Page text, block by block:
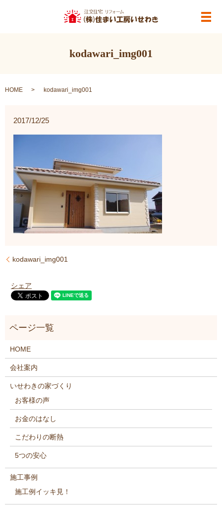
メ
kodawari_img001
HOME kodawari_img001
2017/12/25
kodawari_img001
シェア
HOME
会社案内
いせわきの家づくり
お客様の声
お金のはなし
こだわりの断熱
5つの安心
施工事例
施工例イッキ見！